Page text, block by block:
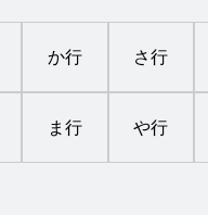
か行 さ行
ま行 や行